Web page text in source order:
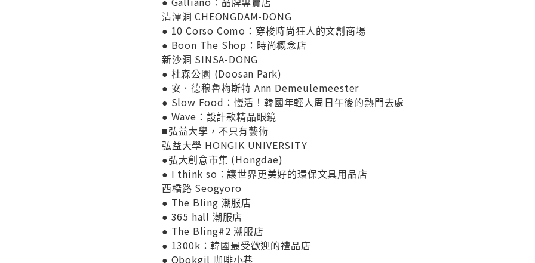
清潭洞 CHEONGDAM-DONG
● 10 Corso Como：穿梭時尚狂人的文創商場
● Boon The Shop：時尚概念店
新沙洞 SINSA-DONG
● 杜森公園 (Doosan Park)
● 安．德穆魯梅斯特 Ann Demeulemeester
● Slow Food：慢活！韓國年輕人周日午後的熱門去處
● Wave：設計款精品眼鏡
■弘益大學，不只有藝術
弘益大學 HONGIK UNIVERSITY
●弘大創意市集 (Hongdae)
● I think so：讓世界更美好的環保文具用品店
西橋路 Seogyoro
● The Bling 潮服店
● 365 hall 潮服店
● The Bling#2 潮服店
● 1300k：韓國最受歡迎的禮品店
● Obokgil 咖啡小巷